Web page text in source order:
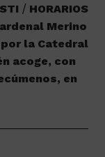
HORARIOS
Merino
la Catedral
acoge, con
en